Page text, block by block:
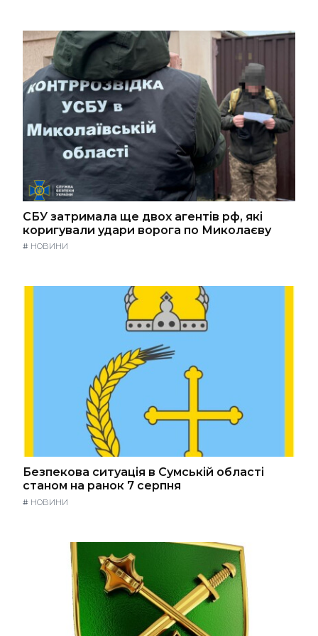
СБУ затримала ще двох агентів рф, які
коригували удари ворога по Миколаєву
# НОВИНИ
Безпекова ситуація в Сумській області
станом на ранок 7 серпня
# НОВИНИ